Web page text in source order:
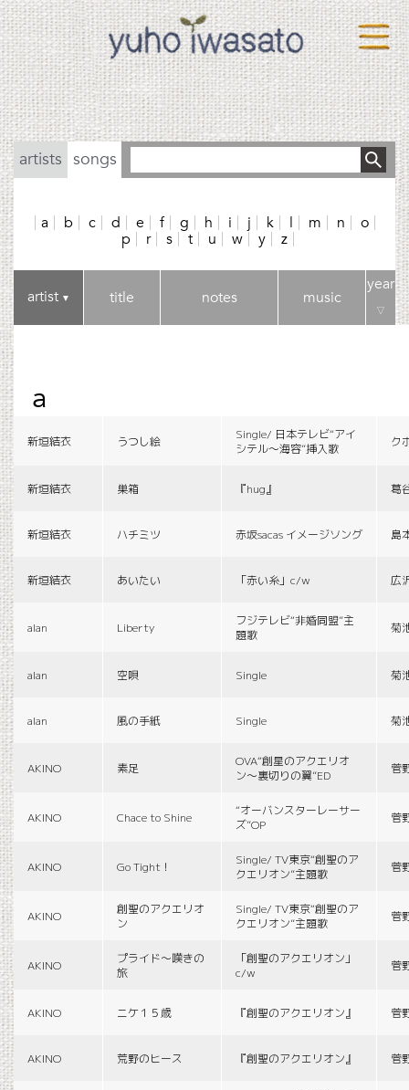
artists songs
a b c d e f g h i j k l m n
o
p
r s t u w y z
artist▼ title notes music
year
▽
a
新垣結衣 うつし絵
Single/ 日本テレビ“アイ
シテル〜海容”挿入歌
ク
新垣結衣 巣箱 『hug』 葛
新垣結衣 ハチミツ 赤坂sacas イメージソング 島
新垣結衣 あいたい 「赤い糸」c/w 広
alan Liberty
フジテレビ“非婚同盟”主
題歌
菊
alan 空唄 Single 菊
alan 風の手紙 Single 菊
AKINO 素足
OVA“創星のアクエリオ
ン〜裏切りの翼”ED
菅
AKINO Chace to Shine
“オーバンスターレーサー
ズ”OP
菅
AKINO Go Tight！
Single/ TV東京“創聖のア
クエリオン”主題歌
菅
AKINO
創聖のアクエリオ
ン
Single/ TV東京“創聖のア
クエリオン”主題歌
菅
AKINO
プライド〜嘆きの
旅
「創聖のアクエリオン」
c/w
菅
AKINO ニケ１５歳 『創聖のアクエリオン』 菅
AKINO 荒野のヒース 『創聖のアクエリオン』 菅